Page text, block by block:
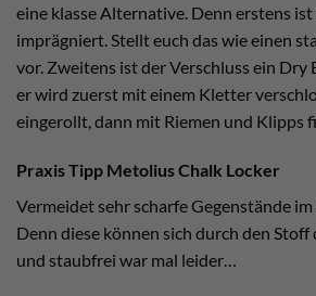
eine klasse Alternative. Denn erstens
imprägniert. Stellt euch das wie einen
vor. Zweitens ist der Verschluss ein Dry
er wird zuerst mit einem Kletter
eingerollt, dann mit Riemen und Klipps
Praxis Tipp Metolius Chalk Locker
Vermeidet sehr scharfe Gegenstände
Denn diese können sich durch den Stoff
und staubfrei war mal leider…